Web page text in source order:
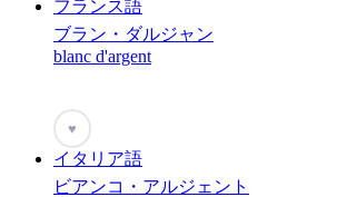
フランス語
ブラン・ダルジャン
blanc d'argent
♥
イタリア語
ビアンコ・アルジェント